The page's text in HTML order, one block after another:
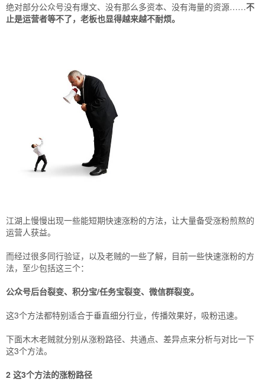
绝对部分公众号没有爆文、没有那么多资本、没有海量的资源……不
止是运营者等不了，老板也显得越来越不耐烦。
江湖上慢慢出现一些能短期快速涨粉的方法，让大量备受涨粉煎熬的
运营人获益。
而经过很多同行验证，以及老贼的一些了解，目前一些快速涨粉的方
法，至少包括这三个：
公众号后台裂变、积分宝/任务宝裂变、微信群裂变。
这3个方法都特别适合于垂直细分行业，传播效果好，吸粉迅速。
下面木木老贼就分别从涨粉路径、共通点、差异点来分析与对比一下
这3个方法。
2 这3个方法的涨粉路径